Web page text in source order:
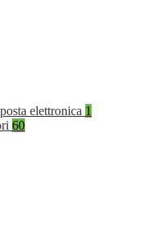
elettronica 1
60